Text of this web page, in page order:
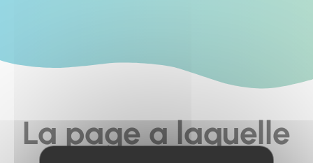
La page a laquelle